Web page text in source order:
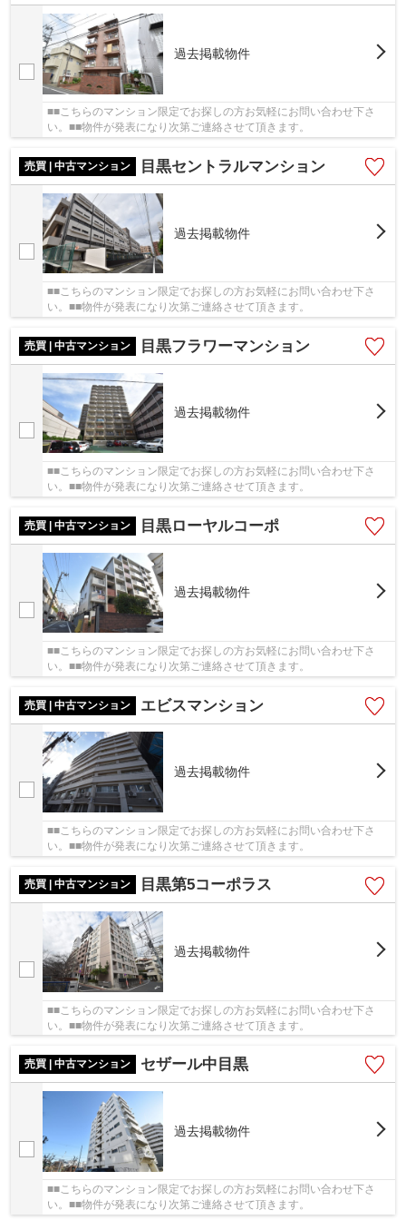
過去掲載物件
■■こちらのマンション限定でお探しの方お気軽にお問い合わせ下さ
い。■■物件が発表になり次第ご連絡させて頂きます。
売買 | 中古マンション 目黒セントラルマンション
過去掲載物件
■■こちらのマンション限定でお探しの方お気軽にお問い合わせ下さ
い。■■物件が発表になり次第ご連絡させて頂きます。
売買 | 中古マンション 目黒フラワーマンション
過去掲載物件
■■こちらのマンション限定でお探しの方お気軽にお問い合わせ下さ
い。■■物件が発表になり次第ご連絡させて頂きます。
売買 | 中古マンション 目黒ローヤルコーポ
過去掲載物件
■■こちらのマンション限定でお探しの方お気軽にお問い合わせ下さ
い。■■物件が発表になり次第ご連絡させて頂きます。
売買 | 中古マンション エビスマンション
過去掲載物件
■■こちらのマンション限定でお探しの方お気軽にお問い合わせ下さ
い。■■物件が発表になり次第ご連絡させて頂きます。
売買 | 中古マンション 目黒第5コーポラス
過去掲載物件
■■こちらのマンション限定でお探しの方お気軽にお問い合わせ下さ
い。■■物件が発表になり次第ご連絡させて頂きます。
売買 | 中古マンション セザール中目黒
過去掲載物件
■■こちらのマンション限定でお探しの方お気軽にお問い合わせ下さ
い。■■物件が発表になり次第ご連絡させて頂きます。